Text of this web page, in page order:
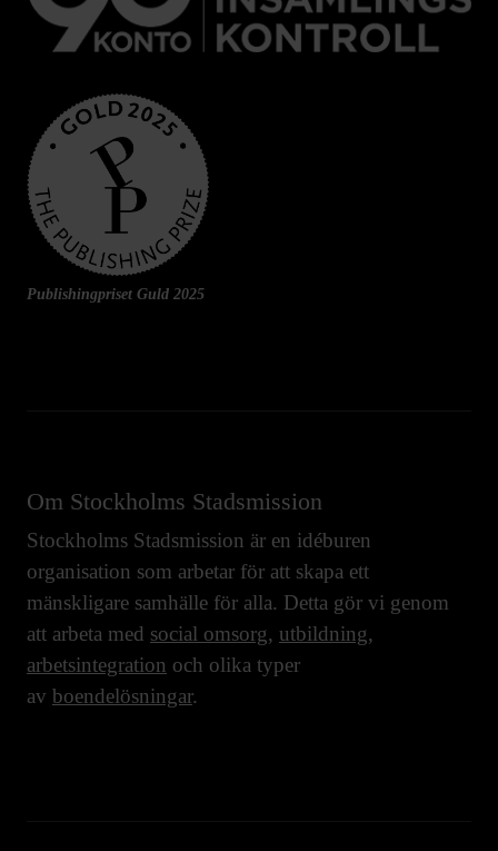
Publishingpriset Guld 2025
Om Stockholms Stadsmission
Stockholms Stadsmission är en idéburen
organisation som arbetar för att skapa ett
mänskligare samhälle för alla. Detta gör vi genom
att arbeta med social omsorg, utbildning,
arbetsintegration och olika typer
av boendelösningar.